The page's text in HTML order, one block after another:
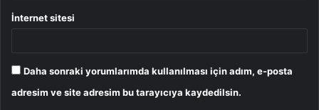
İnternet sitesi
Daha sonraki yorumlarımda kullanılması için adım, e-posta
adresim ve site adresim bu tarayıcıya kaydedilsin.